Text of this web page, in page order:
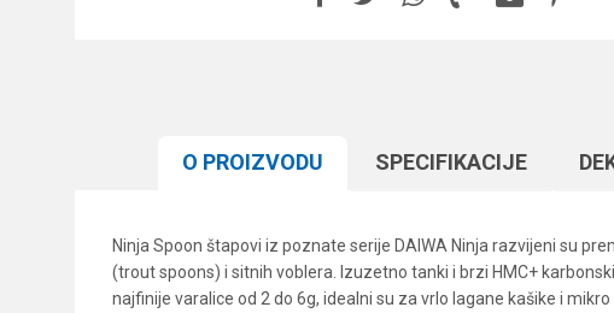
O PROIZVODU SPECIFIKACIJЕ
Ninja Spoon štapovi iz poznate serije DAIWA Ninja razvijeni su
(trout spoons) i sitnih voblera. Izuzetno tanki i brzi HMC+
najfinije varalice od 2 do 6g, idealni su za vrlo lagane kašike i